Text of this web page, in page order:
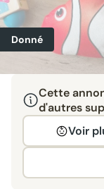
Donné
Cette
d'autres
Voir